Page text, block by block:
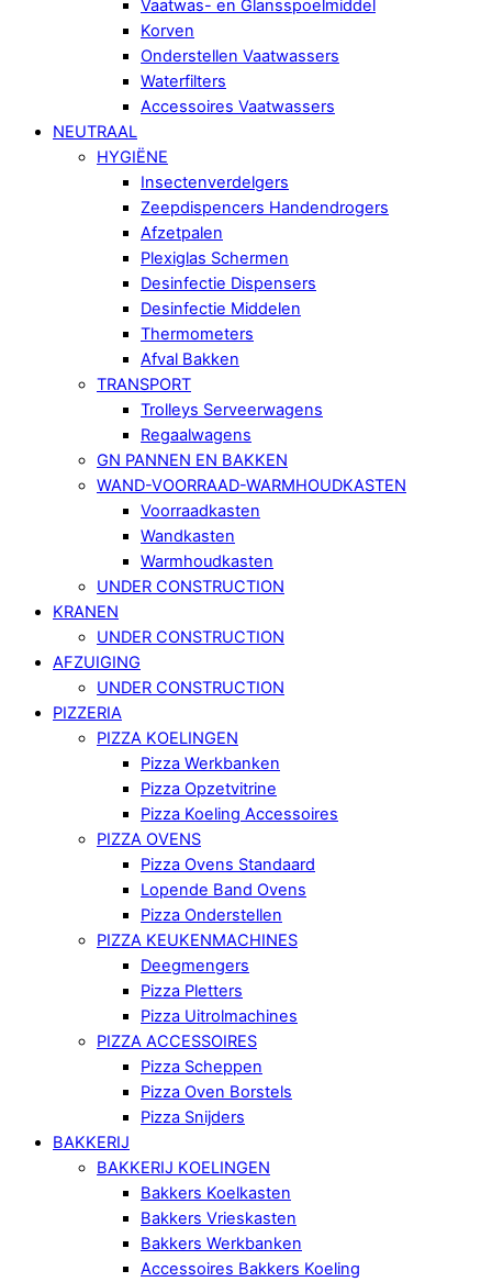
Vaatwas- en Glansspoelmiddel
Korven
Onderstellen Vaatwassers
Waterfilters
Accessoires Vaatwassers
NEUTRAAL
HYGIËNE
Insectenverdelgers
Zeepdispencers Handendrogers
Afzetpalen
Plexiglas Schermen
Desinfectie Dispensers
Desinfectie Middelen
Thermometers
Afval Bakken
TRANSPORT
Trolleys Serveerwagens
Regaalwagens
GN PANNEN EN BAKKEN
WAND-VOORRAAD-WARMHOUDKASTEN
Voorraadkasten
Wandkasten
Warmhoudkasten
UNDER CONSTRUCTION
KRANEN
UNDER CONSTRUCTION
AFZUIGING
UNDER CONSTRUCTION
PIZZERIA
PIZZA KOELINGEN
Pizza Werkbanken
Pizza Opzetvitrine
Pizza Koeling Accessoires
PIZZA OVENS
Pizza Ovens Standaard
Lopende Band Ovens
Pizza Onderstellen
PIZZA KEUKENMACHINES
Deegmengers
Pizza Pletters
Pizza Uitrolmachines
PIZZA ACCESSOIRES
Pizza Scheppen
Pizza Oven Borstels
Pizza Snijders
BAKKERIJ
BAKKERIJ KOELINGEN
Bakkers Koelkasten
Bakkers Vrieskasten
Bakkers Werkbanken
Accessoires Bakkers Koeling